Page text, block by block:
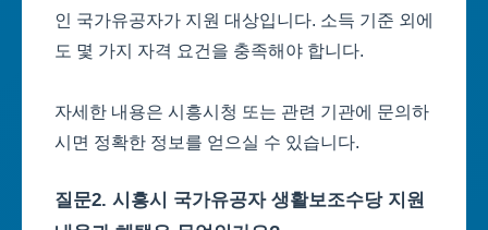
인 국가유공자가 지원 대상입니다. 소득 기준 외에
도 몇 가지 자격 요건을 충족해야 합니다.
자세한 내용은 시흥시청 또는 관련 기관에 문의하
시면 정확한 정보를 얻으실 수 있습니다.
질문2. 시흥시 국가유공자 생활보조수당 지원